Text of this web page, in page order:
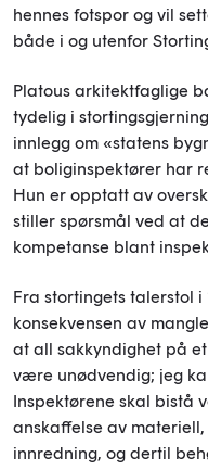
hennes fotspor og vil
både i og utenfor
Platous arkitektfaglige
tydelig i
innlegg om «statens
at boliginspektører har
Hun er opptatt av
stiller spørsmål ved at
kompetanse blant
Fra stortingets talerstol
konsekvensen av
at all sakkyndighet på
være unødvendig; jeg
Inspektørene skal bistå
anskaffelse av
innredning, og dertil